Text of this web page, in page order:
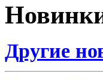
Другие